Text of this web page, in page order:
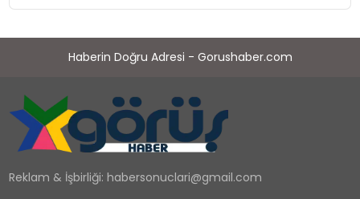
Haberin Doğru Adresi - Gorushaber.com
Reklam & İşbirliği:habersonuclari@gmail.com